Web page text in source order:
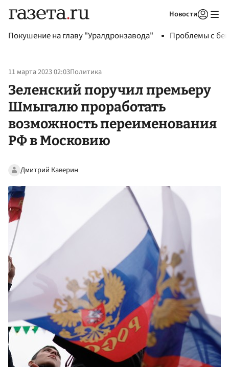
Новости
Покушение на главу "Уралдронзавода" Проблемы с
11 марта 2023 02:03Политика
Зеленский поручил премьеру
Шмыгалю проработать
возможность переименования
РФ в Московию
Дмитрий Каверин